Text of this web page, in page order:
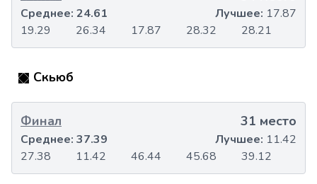
19.29 26.34 17.87 28.32 28.21
Среднее: 24.61 Лучшее: 17.87
Скьюб
Финал 31 место
27.38 11.42 46.44 45.68 39.12
Среднее: 37.39 Лучшее: 11.42